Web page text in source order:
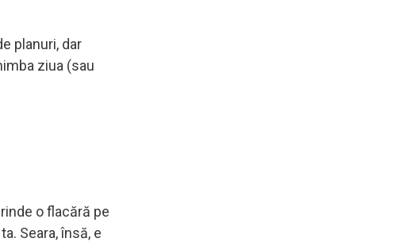
planuri, dar
ziua (sau
o flacără pe
Seara, însă, e